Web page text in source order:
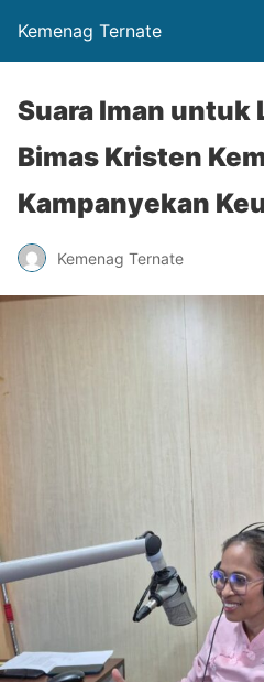
Kemenag Ternate
Suara Iman untuk
Bimas Kristen
Kampanyekan
Kemenag Ternate